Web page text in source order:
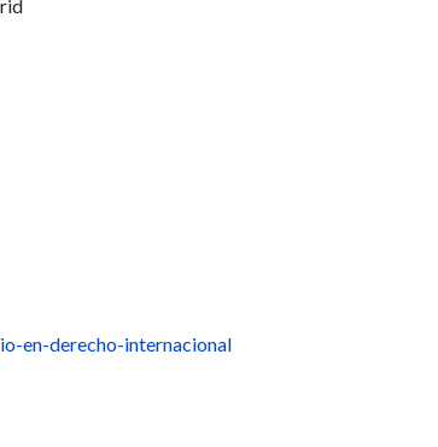
en-derecho-internacional